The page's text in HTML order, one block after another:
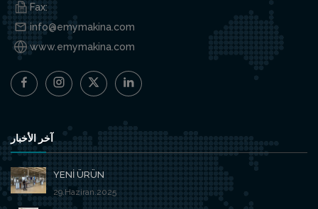
Fax:
info@emymakina.com
www.emymakina.com
آخر الأخبار
YENİ ÜRÜN
29.Haziran.2025